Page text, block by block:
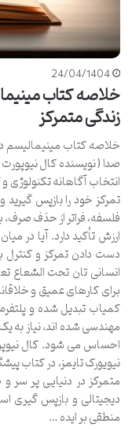
24/04/1404
خلاصه کتاب
زندگی متمرکز
خلاصه کتاب مینیمالیسم
صدا ( نویسنده کال
انتخاب آگاهانه
تمرکز خود را بازپس گیرید
فلسفه، فراتر از حذف صرف،
ارزش تأکید دارد. آیا در
دست دادن تمرکز و کنترل
انسانی تان تحت الشعاع
برای کارهای عمیق و
کمیاب تبدیل شده و
مهندسی شده اند، نیاز به
احساس می شود. کال
نیویورک تایمز، در کتاب
متمرکز در دنیایی پر سر
دیجیتالی و بازپس گیری
منطقی بر ایده …